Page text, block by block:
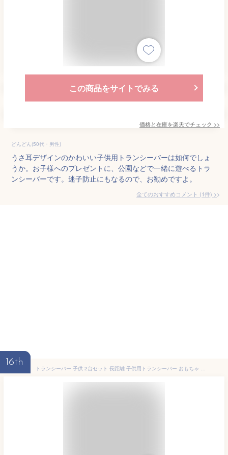
この商品をサイトでみる
価格と在庫を楽天でチェック >>
どんどん(50代・男性)
うさ耳デザインのかわいい子供用トランシーバーは如何でしょ
うか。お子様へのプレゼントに、公園などで一緒に遊べるトラ
ンシーバーです。迷子防止にもなるので、お勧めですよ。
全てのおすすめコメント (1件) >
16th
トランシーバー 子供 2台セット 長距離 子供用トランシーバー おもちゃ 2021最新 キッズ 同時通話 アウトドア ワイヤレス インターホン プレゼント 小学生 男の子 女の子 お歳暮 誕生日 贈り物 知育玩具 ハンディトランシーバー 非日本製 正規品 日本語説明書 ラッピング対応